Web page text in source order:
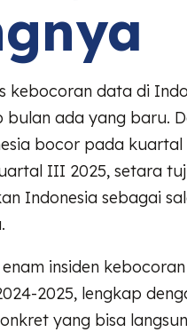
kebocoran data di
ada yang baru.
bocor pada
III 2025, setara
Indonesia sebagai
insiden
2025, lengkap
yang bisa